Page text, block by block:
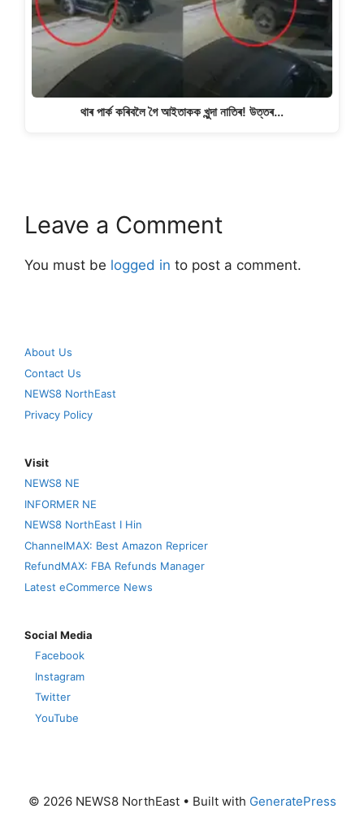
থাৰ পাৰ্ক কৰিবলৈ গৈ আইতাকক খুন্দা নাতিৰ! উত্তৰ…
Leave a Comment
You must be logged in to post a comment.
About Us
Contact Us
NEWS8 NorthEast
Privacy Policy
Visit
NEWS8 NE
INFORMER NE
NEWS8 NorthEast I Hin
ChannelMAX: Best Amazon Repricer
RefundMAX: FBA Refunds Manager
Latest eCommerce News
Social Media
Facebook
Instagram
Twitter
YouTube
© 2026 NEWS8 NorthEast• Built with GeneratePress